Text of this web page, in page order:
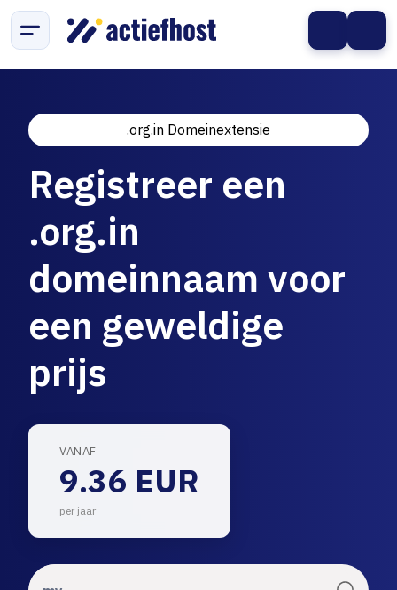
.org.in Domeinextensie
Registreer een
.org.in
domeinnaam voor
een geweldige
prijs
VANAF
9.36 EUR
per jaar